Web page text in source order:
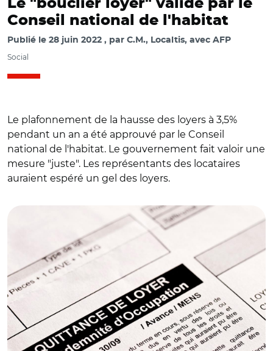
Le "bouclier loyer" validé par le
Conseil national de l'habitat
Publié le 28 juin 2022 par C.M., Localtis, avec AFP
Social
Le plafonnement de la hausse des loyers à 3,5%
pendant un an a été approuvé par le Conseil
national de l'habitat. Le gouvernement fait valoir une
mesure "juste". Les représentants des locataires
auraient espéré un gel des loyers.